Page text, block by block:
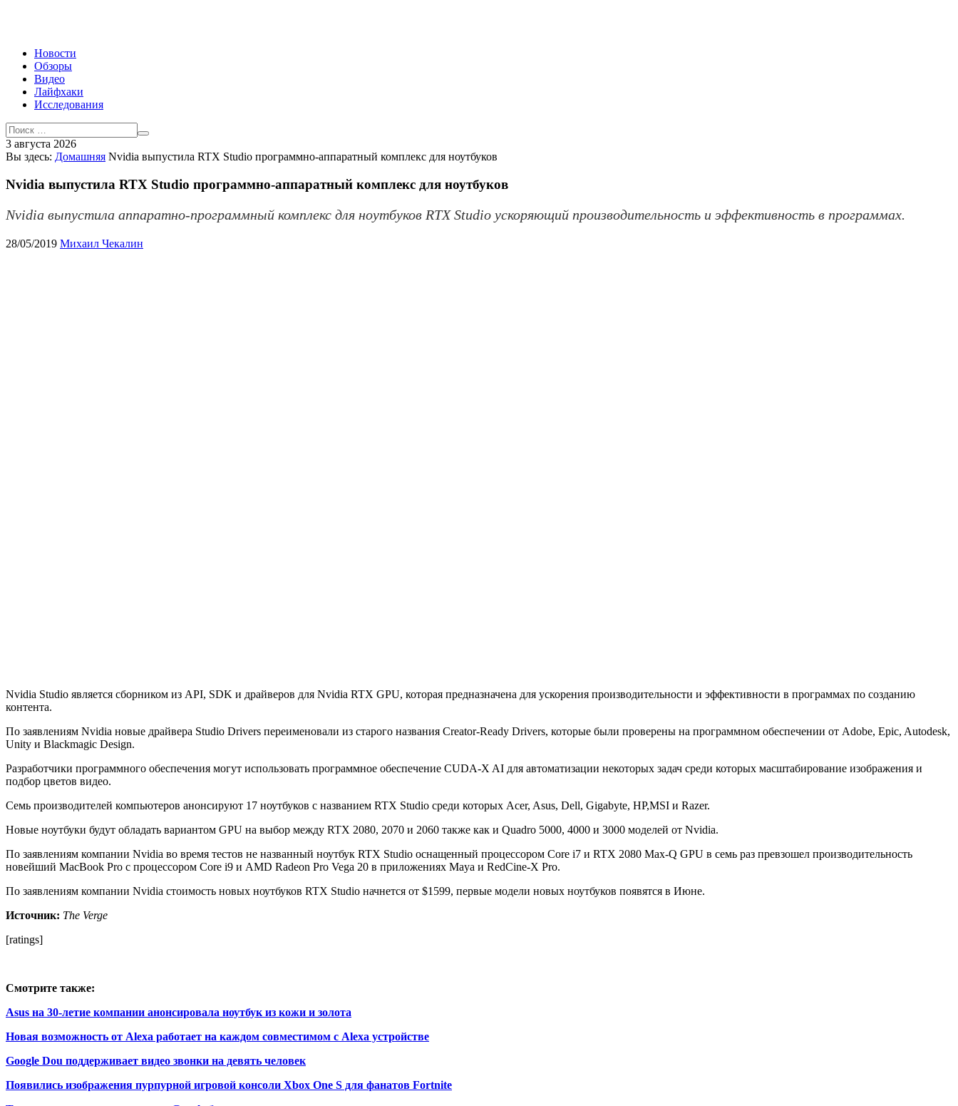
Новости
Обзоры
Видео
Лайфхаки
Исследования
3 августа 2026
Вы здесь: Домашняя Nvidia выпустила RTX Studio программно-аппаратный комплекс для ноутбуков
Nvidia выпустила RTX Studio программно-аппаратный комплекс для ноутбуков
Nvidia выпустила аппаратно-программный комплекс для ноутбуков RTX Studio ускоряющий производительность и эффективность в программах.
28/05/2019 Михаил Чекалин
Nvidia Studio является сборником из API, SDK и драйверов для Nvidia RTX GPU, которая предназначена для ускорения производительности и эффективности в программах по созданию
контента.
По заявлениям Nvidia новые драйвера Studio Drivers переименовали из старого названия Creator-Ready Drivers, которые были проверены на программном обеспечении от Adobe, Epic, Autodesk,
Unity и Blackmagic Design.
Разработчики программного обеспечения могут использовать программное обеспечение CUDA-X AI для автоматизации некоторых задач среди которых масштабирование изображения и
подбор цветов видео.
Семь производителей компьютеров анонсируют 17 ноутбуков с названием RTX Studio среди которых Acer, Asus, Dell, Gigabyte, HP,MSI и Razer.
Новые ноутбуки будут обладать вариантом GPU на выбор между RTX 2080, 2070 и 2060 также как и Quadro 5000, 4000 и 3000 моделей от Nvidia.
По заявлениям компании Nvidia во время тестов не названный ноутбук RTX Studio оснащенный процессором Core i7 и RTX 2080 Max-Q GPU в семь раз превзошел производительность
новейший MacBook Pro с процессором Core i9 и AMD Radeon Pro Vega 20 в приложениях Maya и RedCine-X Pro.
По заявлениям компании Nvidia стоимость новых ноутбуков RTX Studio начнется от $1599, первые модели новых ноутбуков появятся в Июне.
Источник: The Verge
[ratings]
Смотрите также:
Asus на 30-летие компании анонсировала ноутбук из кожи и золота
Новая возможность от Alexa работает на каждом совместимом с Alexa устройстве
Google Dou поддерживает видео звонки на девять человек
Появились изображения пурпурной игровой консоли Xbox One S для фанатов Fortnite